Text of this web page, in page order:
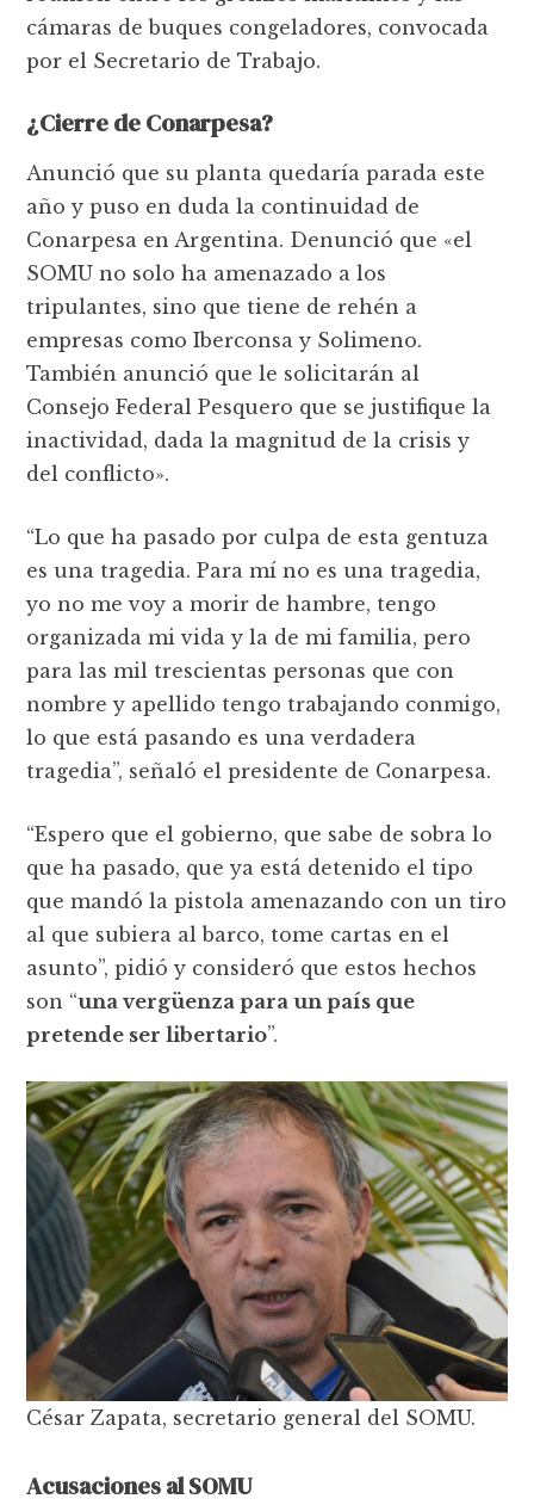
cámaras de buques congeladores, convocada
por el Secretario de Trabajo.
¿Cierre de Conarpesa?
Anunció que su planta quedaría parada este
año y puso en duda la continuidad de
Conarpesa en Argentina. Denunció que «el
SOMU no solo ha amenazado a los
tripulantes, sino que tiene de rehén a
empresas como Iberconsa y Solimeno.
También anunció que le solicitarán al
Consejo Federal Pesquero que se justifique la
inactividad, dada la magnitud de la crisis y
del conflicto».
“Lo que ha pasado por culpa de esta gentuza
es una tragedia. Para mí no es una tragedia,
yo no me voy a morir de hambre, tengo
organizada mi vida y la de mi familia, pero
para las mil trescientas personas que con
nombre y apellido tengo trabajando conmigo,
lo que está pasando es una verdadera
tragedia”, señaló el presidente de Conarpesa.
“Espero que el gobierno, que sabe de sobra lo
que ha pasado, que ya está detenido el tipo
que mandó la pistola amenazando con un tiro
al que subiera al barco, tome cartas en el
asunto”, pidió y consideró que estos hechos
son “una vergüenza para un país que
pretende ser libertario”.
César Zapata, secretario general del SOMU.
Acusaciones al SOMU